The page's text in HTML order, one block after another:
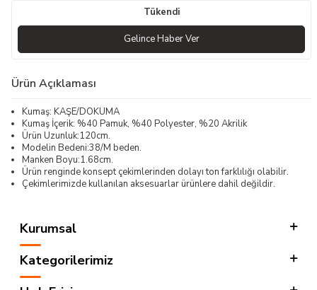
Tükendi
Gelince Haber Ver
Ürün Açıklaması
Kumaş: KAŞE/DOKUMA
Kumaş İçerik: %40 Pamuk, %40 Polyester, %20 Akrilik
Ürün Uzunluk:120cm.
Modelin Bedeni:38/M beden.
Manken Boyu:1.68cm.
Ürün renginde konsept çekimlerinden dolayı ton farklılığı olabilir.
Çekimlerimizde kullanılan aksesuarlar ürünlere dahil değildir.
Kurumsal
Kategorilerimiz